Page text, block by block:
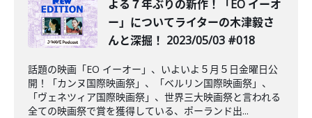
よる７年ぶりの新作！「EO イーオ
ー」についてライターの木津毅さ
んと深掘！ 2023/05/03 #018
話題の映画「EO イーオー」、いよいよ５月５日金曜日公
開！「カンヌ国際映画祭」、「ベルリン国際映画祭」、
「ヴェネツィア国際映画祭」、世界三大映画祭と言われる
全ての映画祭で賞を獲得している、ポーランド出...